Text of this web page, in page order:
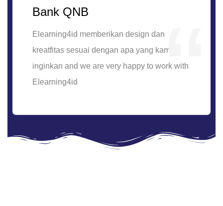
Bank QNB
Elearning4id memberikan design dan
kreatfitas sesuai dengan apa yang kami
inginkan and we are very happy to work with
Elearning4id